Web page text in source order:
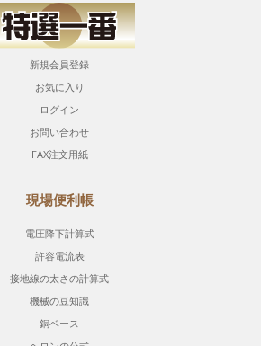
新規会員登録
お気に入り
ログイン
お問い合わせ
FAX注文用紙
現場便利帳
電圧降下計算式
許容電流表
接地線の太さの計算式
機械の豆知識
銅ベース